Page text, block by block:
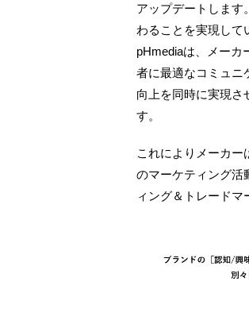
アップデートします
わることを実現して
pHmediaは、メーカ
者に最適なコミュニ
向上を同時に実現さ
す。
これによりメーカ
のマーケティング活
ィング＆トレードマ